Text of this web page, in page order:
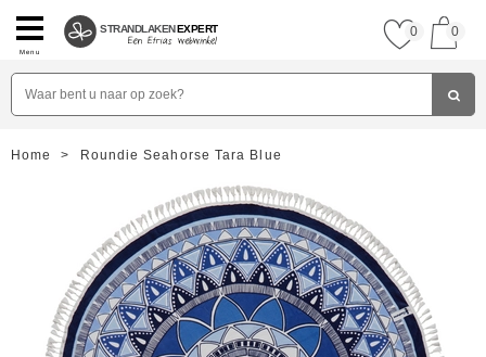
Menu
STRANDLAKENEXPERT 0 0
Home > Roundie Seahorse Tara Blue